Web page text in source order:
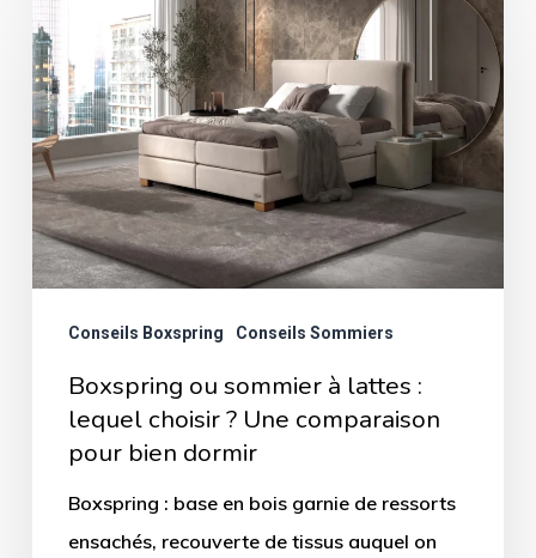
ou
sommier
à
lattes
:
lequel
choisir
?
Conseils Boxspring Conseils Sommiers
Boxspring ou sommier à lattes :
lequel choisir ? Une comparaison
pour bien dormir
Boxspring : base en bois garnie de ressorts
ensachés, recouverte de tissus auquel on